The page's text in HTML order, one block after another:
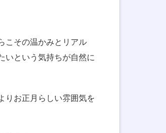
こその温かみとリアル
いという気持ちが自然に
りお正月らしい雰囲気を